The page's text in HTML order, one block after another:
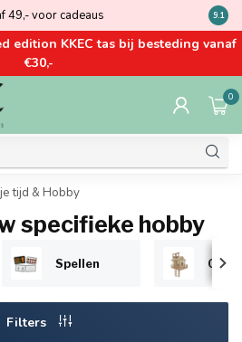
49,- voor cadeaus Kom
9.1
edition KKEC tas bij besteding vanaf
€30,-
0
tijd & Hobby
specifieke hobby
Spellen
Filters